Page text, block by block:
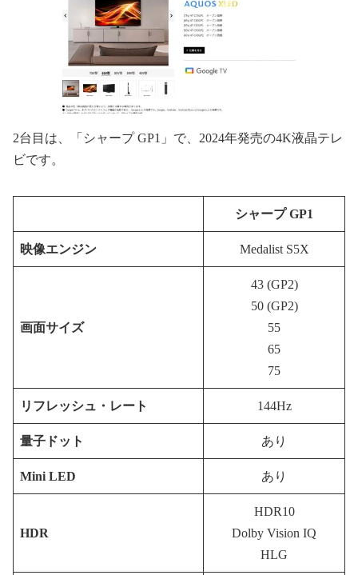
2台目は、「シャープ GP1」で、2024年発売の4K液晶テレ
ビです。
シャープ GP1
映像エンジン Medalist S5X
画面サイズ
43 (GP2)
50 (GP2)
55
65
75
リフレッシュ・レート 144Hz
量子ドット あり
Mini LED あり
HDR
HDR10
Dolby Vision IQ
HLG